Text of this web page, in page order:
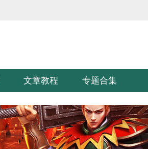
文章教程 专题合集